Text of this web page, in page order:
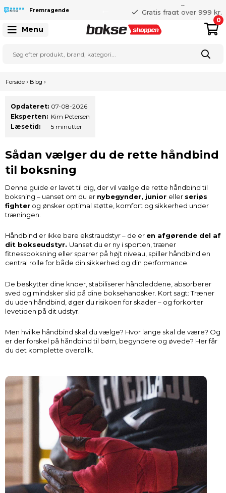
Gratis fragt over 999 kr.
25 127 127
Fremragende
Menu
0
Forside › Blog ›
Opdateret: 07-08-2026
Eksperten: Kim Petersen
Læsetid:
5 minutter
Sådan vælger du de rette håndbind
til boksning
Denne guide er lavet til dig, der vil vælge de rette håndbind til
boksning – uanset om du er nybegynder, junior eller seriøs
fighter og ønsker optimal støtte, komfort og sikkerhed under
træningen.
Håndbind er ikke bare ekstraudstyr – de er en afgørende del af
dit bokseudstyr. Uanset du er ny i sporten, træner
fitnessboksning eller sparrer på højt niveau, spiller håndbind en
central rolle for både din sikkerhed og din performance.
De beskytter dine knoer, stabiliserer håndleddene, absorberer
sved og mindsker slid på dine boksehandsker. Kort sagt: Træner
du uden håndbind, øger du risikoen for skader – og forkorter
levetiden på dit udstyr.
Men hvilke håndbind skal du vælge? Hvor lange skal de være? Og
er der forskel på håndbind til børn, begyndere og øvede? Her får
du det komplette overblik.